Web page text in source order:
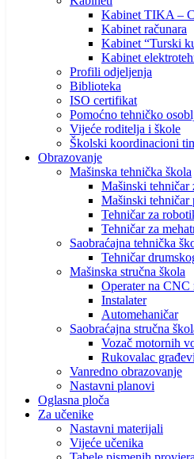
Kabinet TIKA –
Kabinet računara
Kabinet “Turski
Kabinet
Profili odjeljenja
Biblioteka
ISO certifikat
Pomoćno tehničko
Vijeće roditelja i škole
Školski koordinacioni
Obrazovanje
Mašinska tehnička škola
Mašinski tehničar
Mašinski tehničar
Tehničar za
Tehničar za
Saobraćajna tehnička
Tehničar
Mašinska stručna škola
Operater na CNC
Instalater
Automehaničar
Saobraćajna stručna
Vozač motornih
Rukovalac
Vanredno obrazovanje
Nastavni planovi
Oglasna ploča
Za učenike
Nastavni materijali
Vijeće učenika